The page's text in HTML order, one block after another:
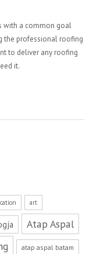
with a common goal
the professional roofing
to deliver any roofing
it.
art
Atap Aspal
atap aspal batam